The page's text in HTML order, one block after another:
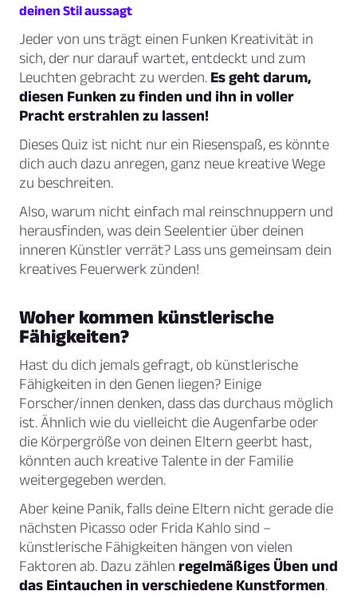
deinen Stil aussagt
Jeder von uns trägt einen Funken Kreativität in
sich, der nur darauf wartet, entdeckt und zum
Leuchten gebracht zu werden. Es geht darum,
diesen Funken zu finden und ihn in voller
Pracht erstrahlen zu lassen!
Dieses Quiz ist nicht nur ein Riesenspaß, es könnte
dich auch dazu anregen, ganz neue kreative Wege
zu beschreiten.
Also, warum nicht einfach mal reinschnuppern und
herausfinden, was dein Seelentier über deinen
inneren Künstler verrät? Lass uns gemeinsam dein
kreatives Feuerwerk zünden!
Woher kommen künstlerische
Fähigkeiten?
Hast du dich jemals gefragt, ob künstlerische
Fähigkeiten in den Genen liegen? Einige
Forscher/innen denken, dass das durchaus möglich
ist. Ähnlich wie du vielleicht die Augenfarbe oder
die Körpergröße von deinen Eltern geerbt hast,
könnten auch kreative Talente in der Familie
weitergegeben werden.
Aber keine Panik, falls deine Eltern nicht gerade die
nächsten Picasso oder Frida Kahlo sind –
künstlerische Fähigkeiten hängen von vielen
Faktoren ab. Dazu zählen regelmäßiges Üben und
das Eintauchen in verschiedene Kunstformen.